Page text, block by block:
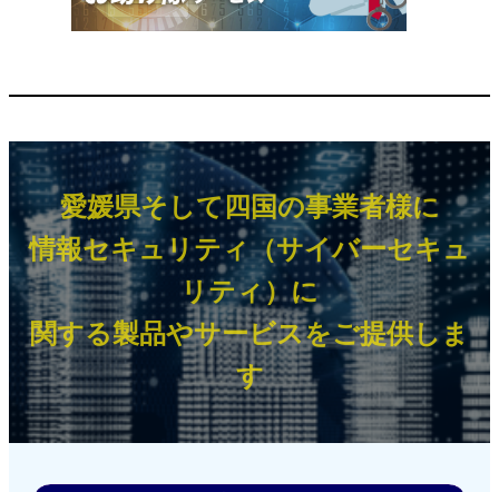
愛媛県そして四国の事業者様に
情報セキュリティ（サイバーセキュ
リティ）に
関する製品やサービスをご提供しま
す